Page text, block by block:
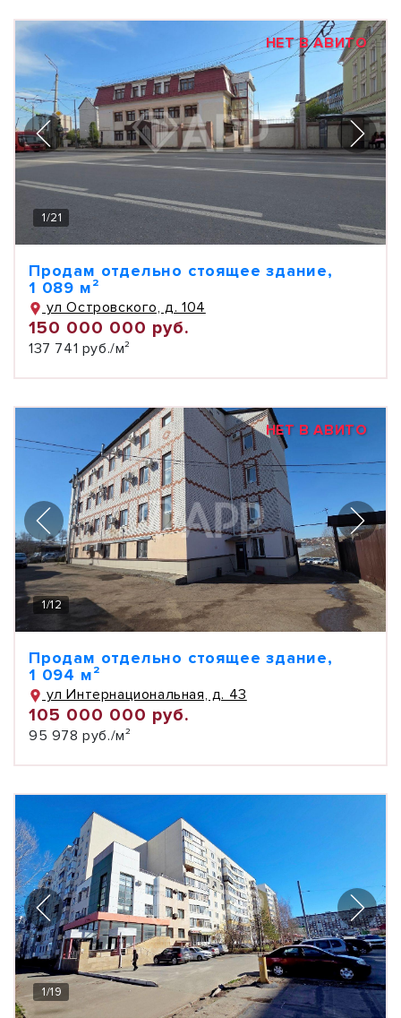
НЕТ В АВИТО
1/21
Продам отдельно стоящее здание,
1 089 м²
ул Островского, д. 104
150 000 000 руб.
137 741 руб./м²
НЕТ В АВИТО
1/12
Продам отдельно стоящее здание,
1 094 м²
ул Интернациональная, д. 43
105 000 000 руб.
95 978 руб./м²
1/19